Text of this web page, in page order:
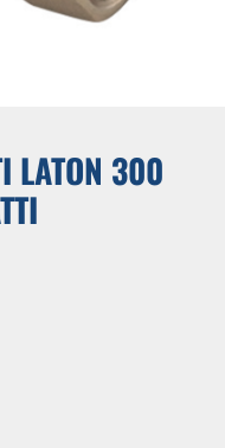
LATON 300